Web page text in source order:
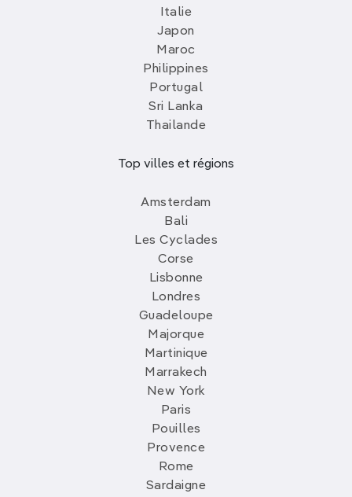
Italie
Japon
Maroc
Philippines
Portugal
Sri Lanka
Thailande
Top villes et régions
Amsterdam
Bali
Les Cyclades
Corse
Lisbonne
Londres
Guadeloupe
Majorque
Martinique
Marrakech
New York
Paris
Pouilles
Provence
Rome
Sardaigne